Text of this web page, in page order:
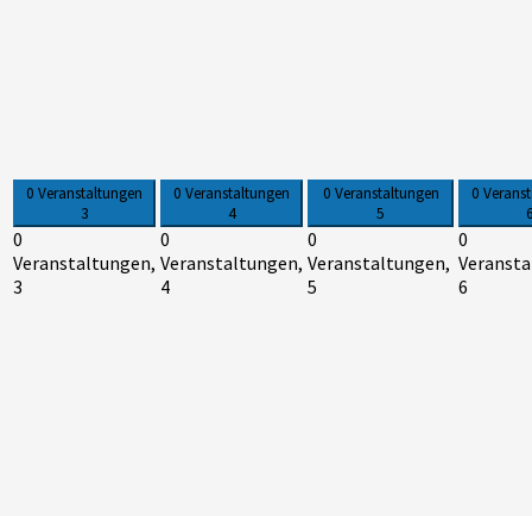
0 Veranstaltungen
3
0
Veranstaltungen,
3
0 Veranstaltungen
4
0
Veranstaltungen,
4
0 Veranstaltungen
5
0
Veranstaltungen,
5
0
0
6